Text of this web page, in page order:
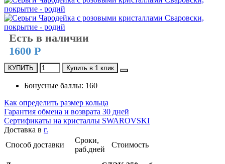
Есть в наличии
1600 Р
КУПИТЬ Купить в 1 клик
Бонусные баллы: 160
Как определить размер кольца
Гарантия обмена и возврата 30 дней
Сертификаты на кристаллы SWAROVSKI
Доставка в г.
Способ доставки
Сроки,
раб.дней
Стоимость